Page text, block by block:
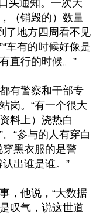
头通知。一次大
（销毁的）数量
了地方四周看不见
车有的时候好像是
直行的时候。”
有警察和干部专
岗。“有一个很大
料上）浇热白
“参与的人有穿白
穿黑衣服的是警
出谁是谁。”
，他说，“大数据
叹气，说这世道